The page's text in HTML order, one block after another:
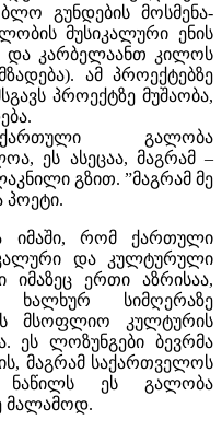
გუნდების მოსმენა-
მუსიკალური ენის
და კარბელაანთ კილოს
ამ პროექტებზე
პროექტზე მუშაობა,
გალობა
ეს ასეცაა, მაგრამ –
გზით. ”მაგრამ მე
პოეტი.
იმაში, რომ ქართული
და კულტურული
იმაზეც ერთი აზრისაა,
სიმღერაზე
მსოფლიო კულტურის
ეს ლოზუნგები ბევრმა
მაგრამ საქართველოს
ნაწილს ეს გალობა
მალამოდ.